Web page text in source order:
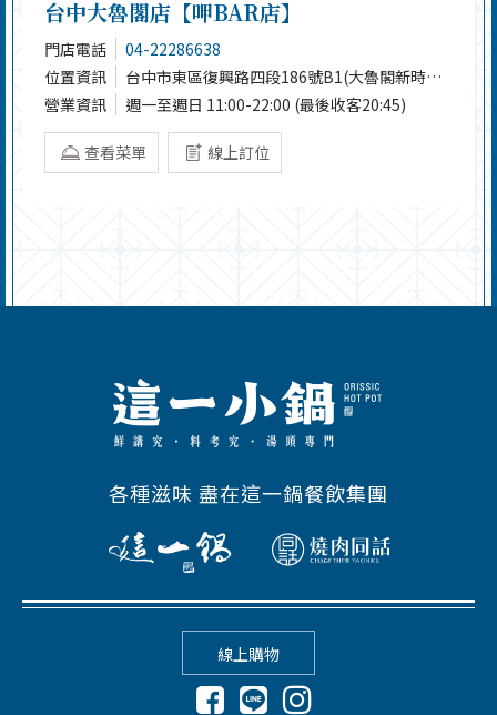
台中大魯閣店【呷BAR店】
門店電話
04-22286638
位置資訊
台中市東區復興路四段186號B1(大魯閣新時代)
營業資訊
週一至週日 11:00-22:00 (最後收客20:45)
查看菜單 線上訂位
各種滋味 盡在這一鍋餐飲集團
線上購物